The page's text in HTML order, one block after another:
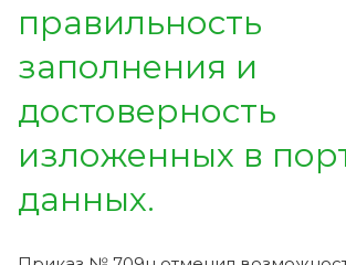
правильность
заполнения и
достоверность
изложенных в
данных.